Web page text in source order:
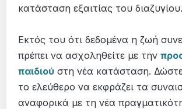
κατάσταση εξαιτίας του διαζυγίου.
Εκτός του ότι δεδομένα η ζωή
πρέπει να ασχοληθείτε με την
παιδιού στη νέα κατάσταση.
το ελεύθερο να εκφράζει τα
αναφορικά με τη νέα